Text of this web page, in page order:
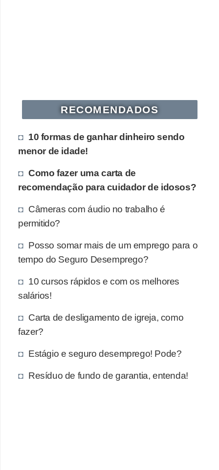
RECOMENDADOS
10 formas de ganhar dinheiro sendo
menor de idade!
Como fazer uma carta de
recomendação para cuidador de idosos?
Câmeras com áudio no trabalho é
permitido?
Posso somar mais de um emprego para o
tempo do Seguro Desemprego?
10 cursos rápidos e com os melhores
salários!
Carta de desligamento de igreja, como
fazer?
Estágio e seguro desemprego! Pode?
Resíduo de fundo de garantia, entenda!
r
e
e
d
e
d
o
u
t
n
m